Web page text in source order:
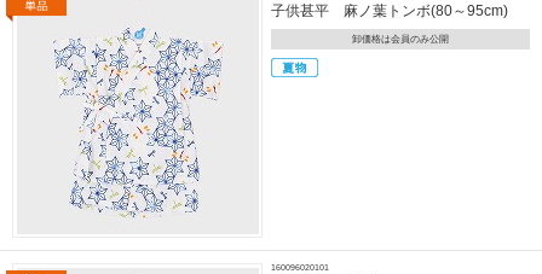
子供甚平 麻ノ葉トンボ(80～95cm)
卸価格は会員のみ公開
160096020101